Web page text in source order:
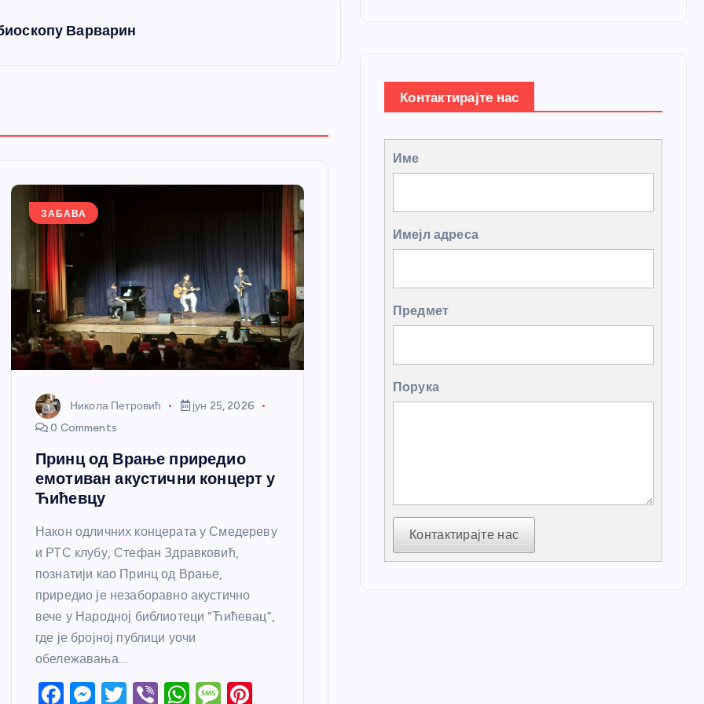
Варварин
ЗАБАВА
Никола Петровић
јун 25, 2026
0 Comments
Принц од Врање приредио
емотиван акустични концерт у
Ћићевцу
Након одличних концерата у Смедереву
и РТС клубу, Стефан Здравковић,
познатији као Принц од Врање,
приредио је незаборавно акустично
вече у Народној библиотеци “Ћићевац”,
где је бројној публици уочи
обележавања…
F M T Vi W M
Контактирајте нас
Име
Имејл адреса
Предмет
Порука
Контактирајте нас